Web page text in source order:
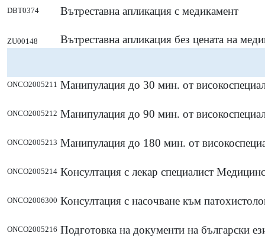
DBT0374 Вътреставна апликация с медикамент
ZU00148 Вътреставна апликация без цената на
ONCO2005211 Манипулация до 30 мин. от
ONCO2005212 Манипулация до 90 мин. от
ONCO2005213 Манипулация до 180 мин. от
ONCO2005214 Консултация с лекар специалист
ONCO2006300 Консултация с насочване към
ONCO2005216 Подготовка на документи на български